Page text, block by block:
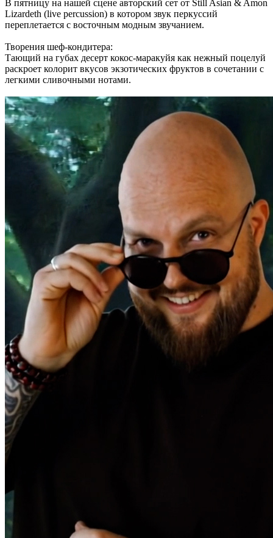
В пятницу на нашей сцене авторский сет от Still Asian & Amon
Lizardeth (live percussion) в котором звук перкуссий
переплетается с восточным модным звучанием.
Творения шеф-кондитера:
Тающий на губах десерт кокос-маракуйя как нежный поцелуй
раскроет колорит вкусов экзотических фруктов в сочетании с
легкими сливочными нотами.